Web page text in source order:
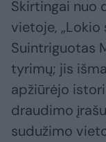
Skirtingai nuo
vietoje,
Suintriguotas
tyrimų; jis
apžiūrėjo
draudimo
sudužimo